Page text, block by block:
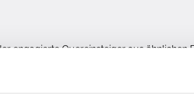
engagierte Quereinsteiger aus ähnlichen
(bspw. Automobil-kaufmann/-frau,